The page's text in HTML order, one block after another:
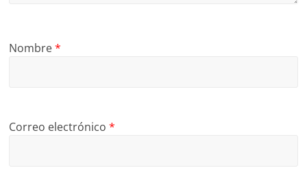
Nombre*
Correo electrónico*